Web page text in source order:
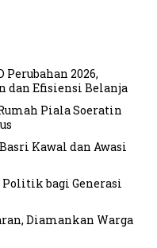
Perubahan 2026,
dan Efisiensi Belanja
Piala Soeratin
Kawal dan Awasi
bagi Generasi
Diamankan Warga